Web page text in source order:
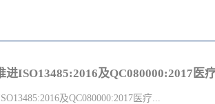
管理平台软件及整体解决方案。产品广泛应用于
认证咨询 | ISO45001认证咨询 |
审员培训 | VDA6.3培训获得更多帮助，请联系我
，ISO13485:2016、IATF16949:2016，
认证服务东莞皓讯电子有限公司是cable、电
业，司总部设在东莞,东莞皓讯电子有限公司拥有
及QC080000:2017医疗...